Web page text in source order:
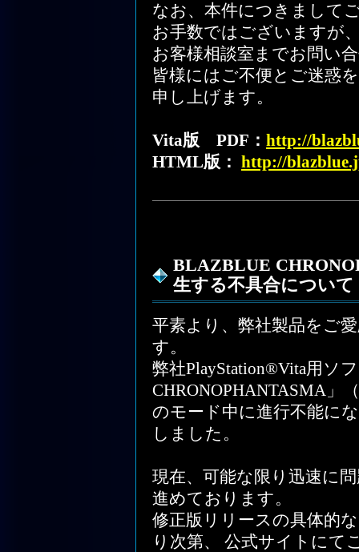
なお、本件につきまして
お手数ではございますが
お客様相談室までお問い
皆様にはご不便とご迷惑
申し上げます。
Vita版 PDF： http://
HTML版： http://
BLAZBLUE
生する不具合について
平素より、弊社製品をご
す。
弊社PlayStation®Vita用ソ
CHRONOPHANTASMA」
のモード中に進行不能に
しました。
現在、可能な限り迅速に
進めております。
修正版リリースの具体的
り次第、 公式サイトにて